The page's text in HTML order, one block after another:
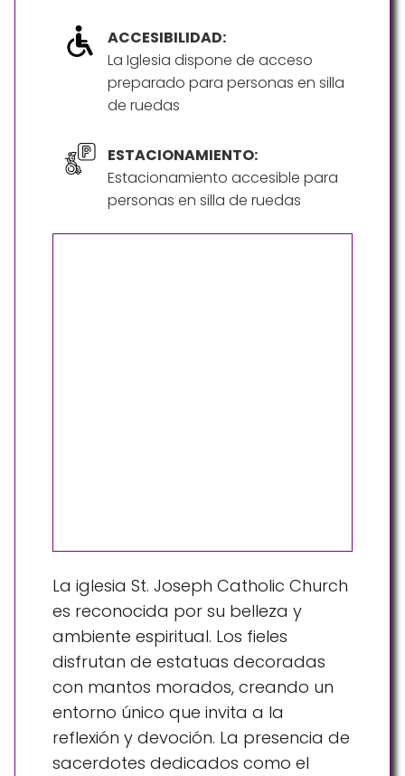
ACCESIBILIDAD:
La Iglesia dispone de acceso
preparado para personas en silla
de ruedas
ESTACIONAMIENTO:
Estacionamiento accesible para
personas en silla de ruedas
La iglesia St. Joseph Catholic Church
es reconocida por su belleza y
ambiente espiritual. Los fieles
disfrutan de estatuas decoradas
con mantos morados, creando un
entorno único que invita a la
reflexión y devoción. La presencia de
sacerdotes dedicados como el